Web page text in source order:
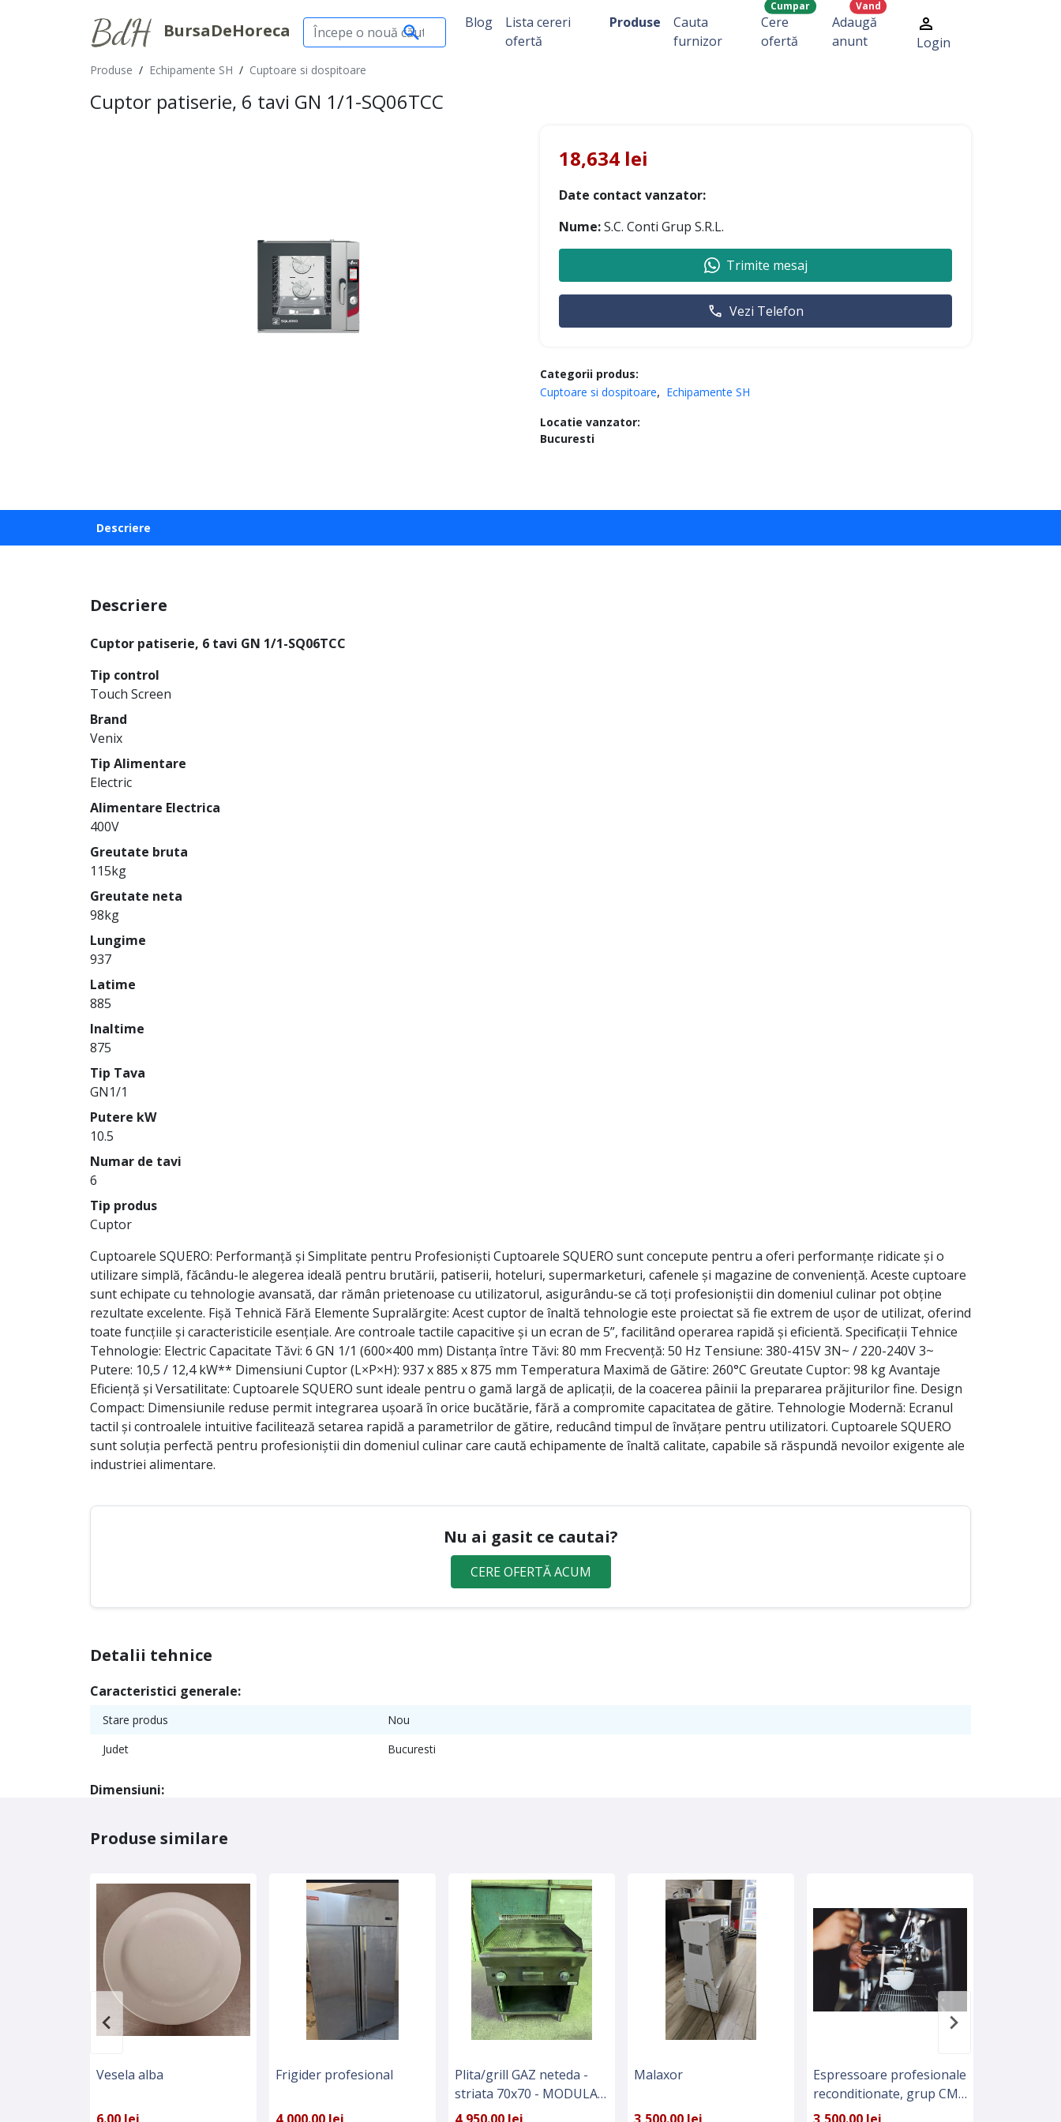
BursaDeHoreca Blog
Lista cereri
ofertă
Produse
Cauta
furnizor
Cere
ofertă
Cumpar
Adaugă
anunt
Vand
Login
Produse / Echipamente SH / Cuptoare si dospitoare
Cuptor patiserie, 6 tavi GN 1/1-SQ06TCC
Categorii produs:
Cuptoare si dospitoare
Echipamente SH
Locatie vanzator:
Bucuresti
18,634 lei
Date contact vanzator:
Nume:S.C. Conti Grup S.R.L.
Trimite mesaj
Vezi Telefon
Descriere
Descriere
Cuptor patiserie, 6 tavi GN 1/1-SQ06TCC
Tip control
Touch Screen
Brand
Venix
Tip Alimentare
Electric
Alimentare Electrica
400V
Greutate bruta
115kg
Greutate neta
98kg
Lungime
937
Latime
885
Inaltime
875
Tip Tava
GN1/1
Putere kW
10.5
Numar de tavi
6
Tip produs
Cuptor
Cuptoarele SQUERO: Performanță și Simplitate pentru Profesioniști Cuptoarele SQUERO sunt concepute pentru a oferi performanțe ridicate și o
utilizare simplă, făcându-le alegerea ideală pentru brutării, patiserii, hoteluri, supermarketuri, cafenele și magazine de conveniență. Aceste cuptoare
sunt echipate cu tehnologie avansată, dar rămân prietenoase cu utilizatorul, asigurându-se că toți profesioniștii din domeniul culinar pot obține
rezultate excelente. Fișă Tehnică Fără Elemente Supralărgite: Acest cuptor de înaltă tehnologie este proiectat să fie extrem de ușor de utilizat, oferind
toate funcțiile și caracteristicile esențiale. Are controale tactile capacitive și un ecran de 5”, facilitând operarea rapidă și eficientă. Specificații Tehnice
Tehnologie: Electric Capacitate Tăvi: 6 GN 1/1 (600×400 mm) Distanța între Tăvi: 80 mm Frecvență: 50 Hz Tensiune: 380-415V 3N~ / 220-240V 3~
Putere: 10,5 / 12,4 kW** Dimensiuni Cuptor (L×P×H): 937 x 885 x 875 mm Temperatura Maximă de Gătire: 260°C Greutate Cuptor: 98 kg Avantaje
Eficiență și Versatilitate: Cuptoarele SQUERO sunt ideale pentru o gamă largă de aplicații, de la coacerea pâinii la prepararea prăjiturilor fine. Design
Compact: Dimensiunile reduse permit integrarea ușoară în orice bucătărie, fără a compromite capacitatea de gătire. Tehnologie Modernă: Ecranul
tactil și controalele intuitive facilitează setarea rapidă a parametrilor de gătire, reducând timpul de învățare pentru utilizatori. Cuptoarele SQUERO
sunt soluția perfectă pentru profesioniștii din domeniul culinar care caută echipamente de înaltă calitate, capabile să răspundă nevoilor exigente ale
industriei alimentare.
Nu ai gasit ce cautai?
CERE OFERTĂ ACUM
Detalii tehnice
Caracteristici generale:
Stare produs
Nou
Judet
Bucuresti
Dimensiuni:
Produse similare
Vesela alba Frigider profesional
Plita/grill GAZ neteda -
striata 70x70 - MODULAR
italia - Horeca
Malaxor
Espressoare profesionale
reconditionate, grup CMA
- Italia